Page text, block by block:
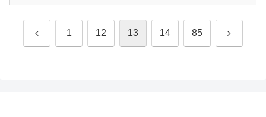
前 1 12 13 14 85 次